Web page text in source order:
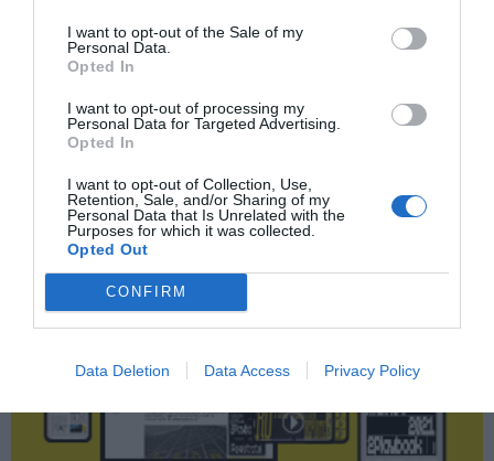
I want to opt-out of the Sale of my
Personal Data.
Opted In
I want to opt-out of processing my
Personal Data for Targeted Advertising.
Opted In
I want to opt-out of Collection, Use,
Retention, Sale, and/or Sharing of my
Personal Data that Is Unrelated with the
Purposes for which it was collected.
Opted Out
CONFIRM
Data Deletion Data Access Privacy Policy
Publicidad
2Playbook Club